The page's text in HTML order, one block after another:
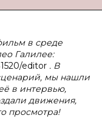
в среде
Галилее:
editor . В
мы нашли
в интервью,
движения,
просмотра!